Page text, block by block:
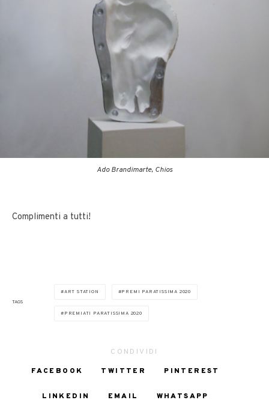
Ado Brandimarte, Chios
Complimenti a tutti!
TAGS
ART STATION PREMI PARATISSIMA 2020
PREMIATI PARATISSIMA 2020
CONDIVIDI
FACEBOOK
TWITTER PINTEREST
LINKEDIN EMAIL WHATSAPP